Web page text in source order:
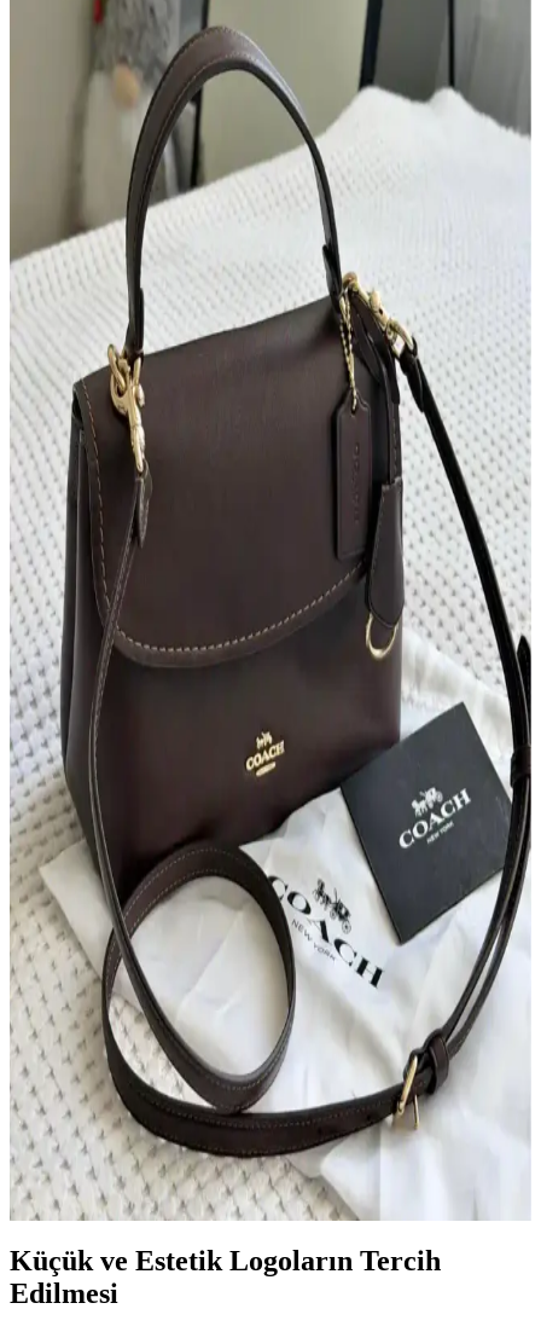
30'lu Yaşlardaki Anneler İçin Moda ve
Fonksiyonellik Dengesinde El Çantası Seçimi
30'lu yaşlardaki anneler için el çantası seçimi, modaya uygunluk,
dayanıklılık ve fonksiyonelliği bir arada sunan modellerle günlük
hayatın ihtiyaçlarına cevap verir. Markalar ve malzeme tercihleri
Dooney & Bourke Janine Çantası: Dayanıklı Deri
Tasarımı ve Piyasa Değeri Analizi
Dooney & Bourke Janine çantası, dayanıklı deri yapısı ve şık
tasarımıyla günlük kullanım ve seyahat için ideal. İkinci el
piyasasında uygun fiyatlı, manevi değeri yüksek bir seçenek sunar.
Kişisel Özelliklerle Çanta Seçimi: İsim, İnisiyal ve
Anlamlı Detayların Önemi
İsim, inisiyal ve kişisel sembollerle bağlantılı çanta seçimi,
kullanıcıların kendilerini ifade etme biçimini yansıtır. Doğum yılı,
favori renk ve ilgi alanları da seçimleri etkiler.
2026 İlk Çeyrek Reddit Çanta Satış ve Takas
Piyasası İncelemesi ve Güvenlik Önlemleri
2026'nın ilk çeyreğinde Reddit'te çanta satış ve takasında kullanıcılar
ürün durumu, fiyatlandırma ve güvenli ödeme yöntemlerine dikkat
ediyor. Popüler markalar ve dolandırıcılık uyarıları öne çıkıyor.
Çanta Kalitesi ve Fiyatlandırma: Marka Değeri ile
Gerçek Kalite İlişkisi Üzerine Analiz
Çanta kalitesi belirli bir seviyede tavan yapar; fiyat artışları
çoğunlukla marka değerinden kaynaklanır. Makalede, farklı
markaların kalite ve fiyat dengesi, deri kalitesi, işçilik ve marka
prestiji incelenmektedir.
İkinci El Çanta Koleksiyonculuğu: Deneyimler,
Markalar ve Alım İpuçları
İkinci el çanta koleksiyonculuğu, estetik ve işlevselliği birleştirerek
kişisel tarzı yansıtan bir hobidir. Orijinallik, kondisyon ve güvenilir
platformlar seçimde kritik rol oynar.
Fermuarlı Kapaklı Uygun Fiyatlı Çapraz ve
Dönüştürülebilir Çanta Modelleri ve Markaları
Fermuarlı üst kapaklı çapraz ve dönüştürülebilir çantalar, güvenlik
ve düzen açısından tercih edilmeye devam ediyor. Coach, Fossil,
Kate Spade gibi markalar ve özel üretim seçenekleriyle uygun fiyatlı
alternatifler sunuluyor.
Küçük ve Estetik Logoların Tercih
Edilmesi